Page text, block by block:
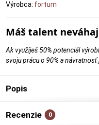
Výrobca: fortum
Máš talent neváhaj
Ak využiješ 50% potenciál
svoju prácu o 90% a návratnosť
Popis
Recenzie 0